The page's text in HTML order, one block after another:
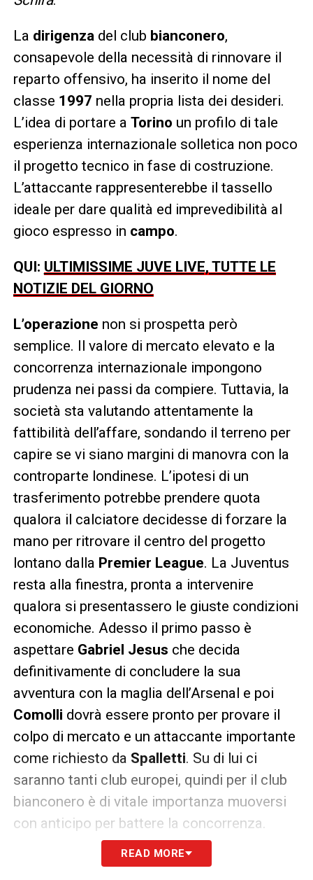
La dirigenzadel club bianconero,
consapevole della necessità di rinnovare il
reparto offensivo, ha inserito il nome del
classe 1997 nella propria lista dei desideri.
L’idea di portare a Torino un profilo di tale
esperienza internazionale solletica non poco
il progetto tecnico in fase di costruzione.
L’attaccante rappresenterebbe il tassello
ideale per dare qualità ed imprevedibilità al
gioco espresso in campo.
QUI: ULTIMISSIME JUVE LIVE, TUTTE LE
NOTIZIE DEL GIORNO
L’operazione non si prospetta però
semplice. Il valore di mercato elevato e la
concorrenza internazionale impongono
prudenza nei passi da compiere. Tuttavia, la
società sta valutando attentamente la
fattibilità dell’affare, sondando il terreno per
capire se vi siano margini di manovra con la
controparte londinese. L’ipotesi di un
trasferimento potrebbe prendere quota
qualora il calciatore decidesse di forzare la
mano per ritrovare il centro del progetto
lontano dalla Premier League. La Juventus
resta alla finestra, pronta a intervenire
qualora si presentassero le giuste condizioni
economiche. Adesso il primo passo è
aspettare Gabriel Jesus che decida
definitivamente di concludere la sua
avventura con la maglia dell’Arsenal e poi
Comolli dovrà essere pronto per provare il
colpo di mercato e un attaccante importante
come richiesto da Spalletti. Su di lui ci
saranno tanti club europei, quindi per il club
bianconero è di vitale importanza muoversi
con anticipo per battere la concorrenza.
READ MORE